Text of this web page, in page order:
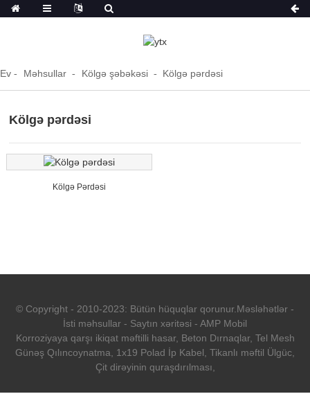
Ev Məhsullar Kölgə şəbəkəsi Kölgə pərdəsi
Kölgə pərdəsi
Kölgə Pərdəsi
© Copyright - 2010-2023: Bütün hüquqlar qorunur. Məsləhətlər -
İsti məhsullar - Saytın xəritəsi - AMP Mobil
Korroziyaya qarşı ikiqat məftilli hasar, Beton Dırnaqlar, Tel Mesh
Günəş Qılıncoynatma
1x19 Polad İp Kabel Tikanlı məftil Ülgüc
Çit dirəyinin quraşdırılması